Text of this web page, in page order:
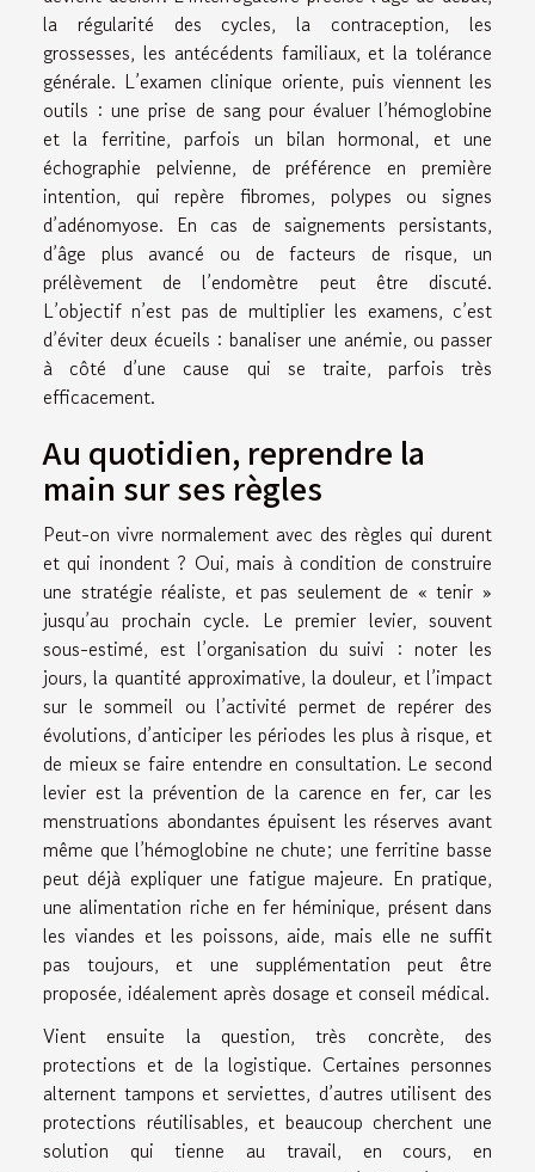
la régularité des cycles, la contraception, les
grossesses, les antécédents familiaux, et la tolérance
générale. L’examen clinique oriente, puis viennent les
outils : une prise de sang pour évaluer l’hémoglobine
et la ferritine, parfois un bilan hormonal, et une
échographie pelvienne, de préférence en première
intention, qui repère fibromes, polypes ou signes
d’adénomyose. En cas de saignements persistants,
d’âge plus avancé ou de facteurs de risque, un
prélèvement de l’endomètre peut être discuté.
L’objectif n’est pas de multiplier les examens, c’est
d’éviter deux écueils : banaliser une anémie, ou passer
à côté d’une cause qui se traite, parfois très
efficacement.
Au quotidien, reprendre la
main sur ses règles
Peut-on vivre normalement avec des règles qui durent
et qui inondent ? Oui, mais à condition de construire
une stratégie réaliste, et pas seulement de « tenir »
jusqu’au prochain cycle. Le premier levier, souvent
sous-estimé, est l’organisation du suivi : noter les
jours, la quantité approximative, la douleur, et l’impact
sur le sommeil ou l’activité permet de repérer des
évolutions, d’anticiper les périodes les plus à risque, et
de mieux se faire entendre en consultation. Le second
levier est la prévention de la carence en fer, car les
menstruations abondantes épuisent les réserves avant
même que l’hémoglobine ne chute; une ferritine basse
peut déjà expliquer une fatigue majeure. En pratique,
une alimentation riche en fer héminique, présent dans
les viandes et les poissons, aide, mais elle ne suffit
pas toujours, et une supplémentation peut être
proposée, idéalement après dosage et conseil médical.
Vient ensuite la question, très concrète, des
protections et de la logistique. Certaines personnes
alternent tampons et serviettes, d’autres utilisent des
protections réutilisables, et beaucoup cherchent une
solution qui tienne au travail, en cours, en